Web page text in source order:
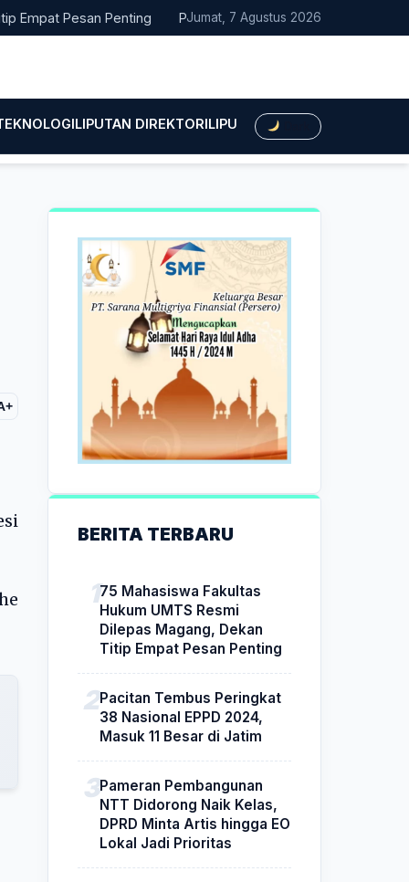
Pesan Penting Pacitan Tembus Peringkat 38 Nasional
Jumat, 7 Agustus 2026
LIPUTAN DIREKTORILIPUTAN HUKUMLIPUTAN
BERITA TERBARU
75 Mahasiswa Fakultas
Hukum UMTS Resmi
Dilepas Magang, Dekan
Titip Empat Pesan Penting
Pacitan Tembus Peringkat
38 Nasional EPPD 2024,
Masuk 11 Besar di Jatim
Pameran Pembangunan
NTT Didorong Naik Kelas,
DPRD Minta Artis hingga EO
Lokal Jadi Prioritas